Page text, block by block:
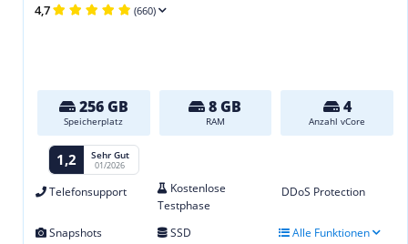
4,7 (660)
256 GB
Speicherplatz
8 GB
RAM
4
Anzahl vCore
1,2 Sehr Gut
01/2026
Telefonsupport
Kostenlose
Testphase
DDoS Protection
Snapshots SSD Alle Funktionen